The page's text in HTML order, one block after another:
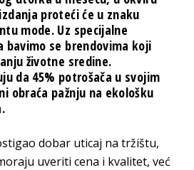
proteći će u znaku
mode. Uz specijalne
bavimo se brendovima koji
životne sredine.
da 45% potrošača u svojim
obraća pažnju na ekološku
dobar uticaj na tržištu,
uveriti cena i kvalitet, već